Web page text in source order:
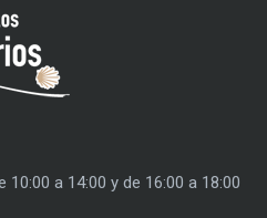
10:00 a 14:00 y de 16:00 a 18:00